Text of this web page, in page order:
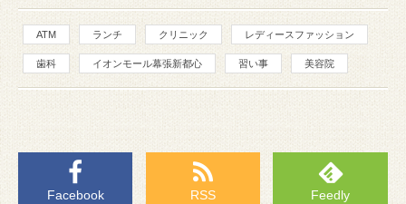
ATM ランチ クリニック レディースファッション
歯科 イオンモール幕張新都心 習い事 美容院
Facebook RSS Feedly